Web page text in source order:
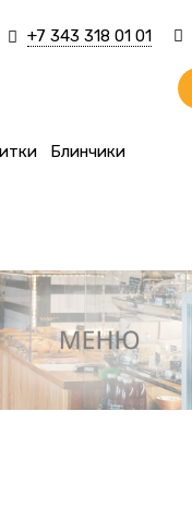
+7 343 318 01 01
Блинчики